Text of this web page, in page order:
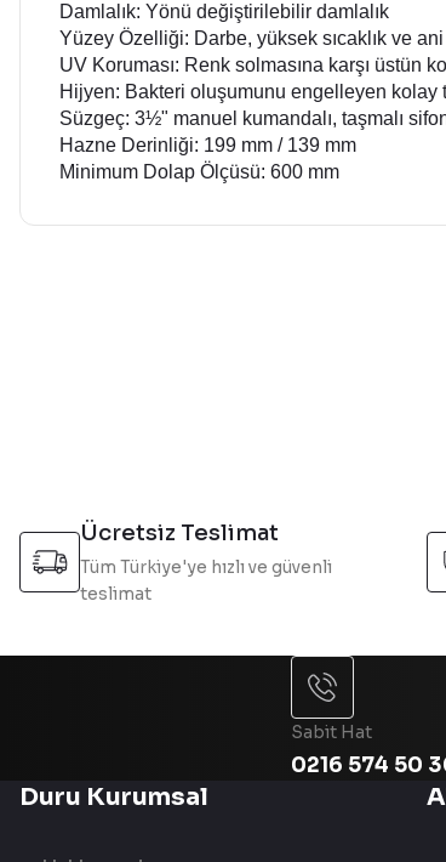
Damlalık: Yönü değiştirilebilir damlalık
Yüzey Özelliği: Darbe, yüksek sıcaklık ve ani
UV Koruması: Renk solmasına karşı üstün
Hijyen: Bakteri oluşumunu engelleyen kolay
Süzgeç: 3½" manuel kumandalı, taşmalı
Hazne Derinliği: 199 mm / 139 mm
Minimum Dolap Ölçüsü: 600 mm
Bu ürüne benzer farklı alternatifler olmalı.
Ücretsiz Teslimat
Tüm Türkiye'ye hızlı ve güvenli
teslimat
Sabit Hat
0216 574 50
Duru Kurumsal